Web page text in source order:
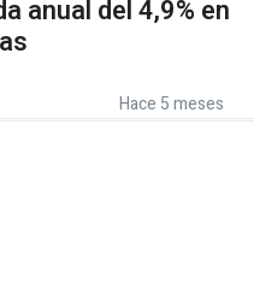
anual del 4,9% en
Hace 5 meses